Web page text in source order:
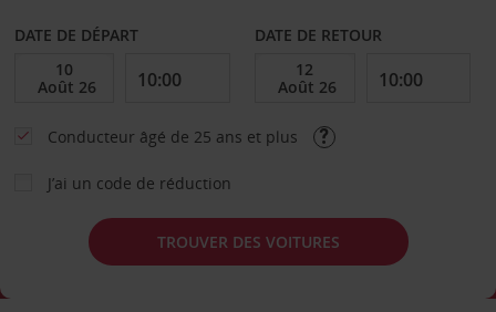
DATE DE DÉPART DATE DE RETOUR
Conducteur âgé de 25 ans et plus
J’ai un code de réduction
TROUVER DES VOITURES